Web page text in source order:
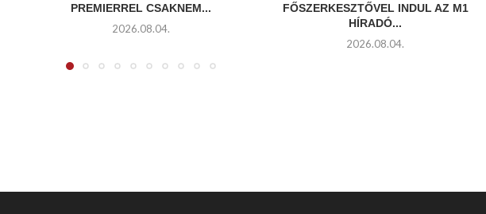
PREMIERREL CSAKNEM...
2026.08.04.
FŐSZERKESZTŐVEL INDUL AZ M1
HÍRADÓ...
2026.08.04.